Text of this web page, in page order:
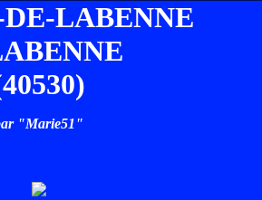
LABENNE
"Marie51"